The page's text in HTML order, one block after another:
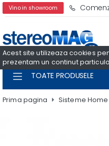
Acest site utilizeaza cookies
prezentam un continut
Vino in showroom
TOATE PRODUSELE
Prima pagina Sisteme